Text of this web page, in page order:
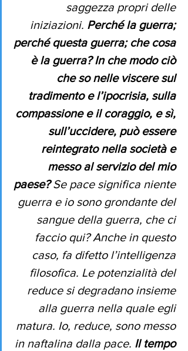
saggezza propri delle
iniziazioni. Perché la guerra;
perché questa guerra; che cosa
è la guerra? In che modo ciò
che so nelle viscere sul
tradimento e l’ipocrisia, sulla
compassione e il coraggio, e sì,
sull’uccidere, può essere
reintegrato nella società e
messo al servizio del mio
paese? Se pace significa niente
guerra e io sono grondante del
sangue della guerra, che ci
faccio qui? Anche in questo
caso, fa difetto l’intelligenza
filosofica. Le potenzialità del
reduce si degradano insieme
alla guerra nella quale egli
matura. Io, reduce, sono messo
in naftalina dalla pace. Il tempo